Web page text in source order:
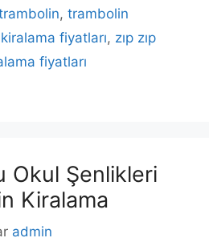
, trambolin
fiyatları, zıp zıp
fiyatları
Okul Şenlikleri
Kiralama
admin